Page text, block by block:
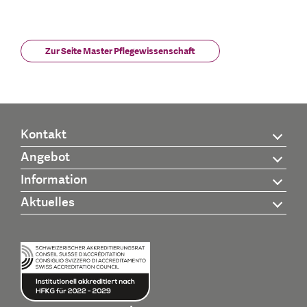
Zur Seite Master Pflegewissenschaft
Kontakt
Angebot
Information
Aktuelles